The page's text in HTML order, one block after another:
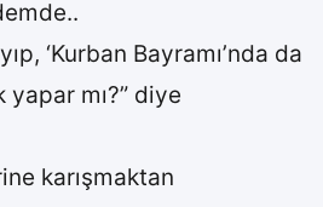
‘Kurban Bayramı’nda da
mı?” diye
karışmaktan